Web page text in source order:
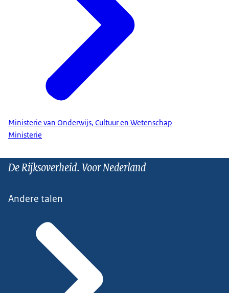
Ministerie van Onderwijs, Cultuur en Wetenschap
Ministerie
De Rijksoverheid. Voor Nederland
Andere talen